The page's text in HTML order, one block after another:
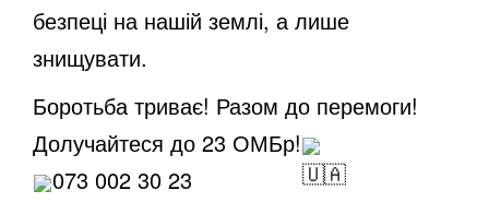
d
e
o
безпеці на нашій землі, а лише
знищувати.
Боротьба триває! Разом до перемоги!
Долучайтеся до 23 ОМБр!
073 002 30 23